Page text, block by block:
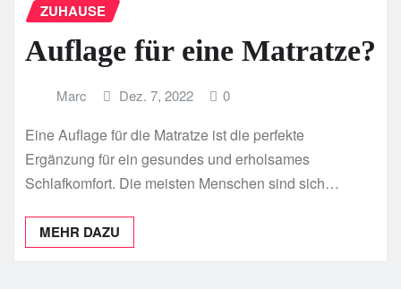
ZUHAUSE
Auflage für eine Matratze?
Marc Dez. 7, 2022 0
Eine Auflage für die Matratze ist die perfekte
Ergänzung für ein gesundes und erholsames
Schlafkomfort. Die meisten Menschen sind sich…
MEHR DAZU